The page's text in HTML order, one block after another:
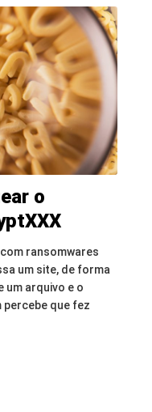
o
ransomwares
um site, de forma
um arquivo e o
percebe que fez